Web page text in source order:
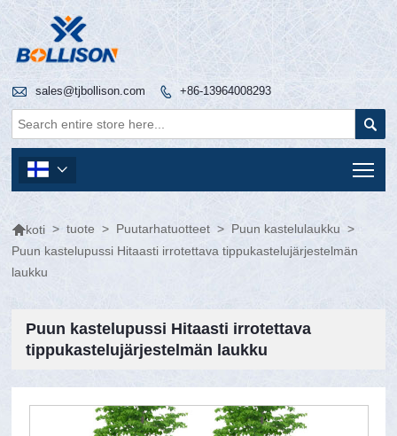
 sales@tjbollison.com  +86-13964008293


koti > tuote > Puutarhatuotteet > Puun kastelulaukku >
Puun kastelupussi Hitaasti irrotettava tippukastelujärjestelmän
laukku
Puun kastelupussi Hitaasti irrotettava
tippukastelujärjestelmän laukku